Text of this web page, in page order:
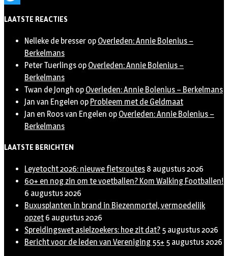
LAATSTE REACTIES
Nelleke de bresser op Overleden: Annie Bolenius –
Berkelmans
Peter Tuerlings op Overleden: Annie Bolenius –
Berkelmans
Twan de Jongh op Overleden: Annie Bolenius – Berkelmans
Jan van Engelen op Probleem met de Geldmaat
Jan en Roos van Engelen op Overleden: Annie Bolenius –
Berkelmans
LAATSTE BERICHTEN
Leyetocht 2026: nieuwe fietsroutes 8 augustus 2026
60+ en nog zin om te voetballen? Kom Walking Footballen!
6 augustus 2026
Buxusplanten in brand in Biezenmortel, vermoedelijk
opzet 6 augustus 2026
Spreidingswet asielzoekers: hoe zit dat? 5 augustus 2026
Bericht voor de leden van Vereniging 55+ 5 augustus 2026